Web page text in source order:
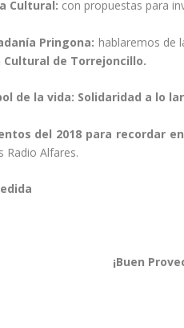
Cultural: con propuestas para
Pringona: hablaremos de
Cultural de Torrejoncillo.
de la vida: Solidaridad a lo
del 2018 para recordar
Radio Alfares.
¡Buen